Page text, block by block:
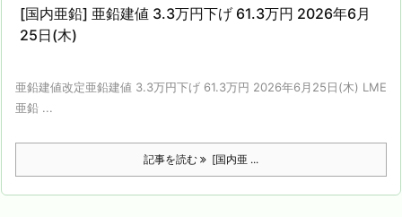
[国内亜鉛] 亜鉛建値 3.3万円下げ 61.3万円 2026年6月
25日(木)
亜鉛建値改定亜鉛建値 3.3万円下げ 61.3万円 2026年6月25日(木) LME
亜鉛 ...
記事を読む [国内亜 ...